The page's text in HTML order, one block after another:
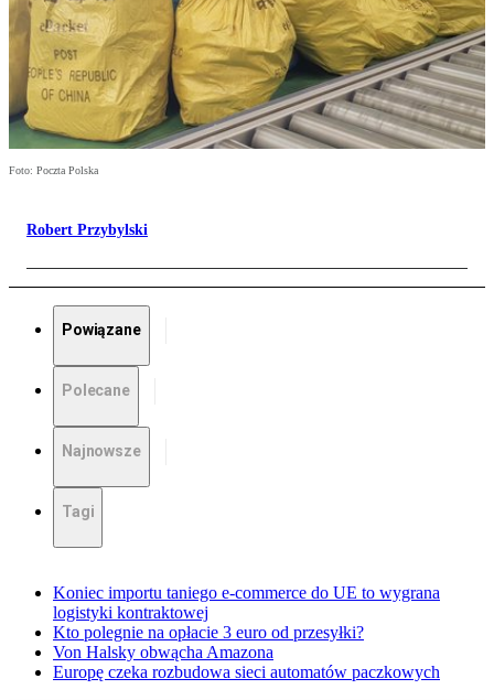
Foto: Poczta Polska
Robert Przybylski
Powiązane
Polecane
Najnowsze
Tagi
Koniec importu taniego e-commerce do UE to wygrana
logistyki kontraktowej
Kto polegnie na opłacie 3 euro od przesyłki?
Von Halsky obwącha Amazona
Europę czeka rozbudowa sieci automatów paczkowych